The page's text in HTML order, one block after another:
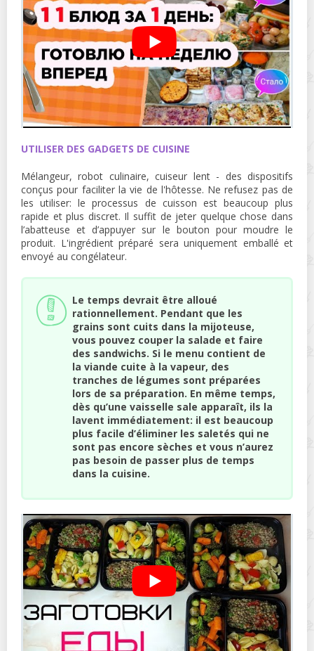
UTILISER DES GADGETS DE CUISINE
Mélangeur, robot culinaire, cuiseur lent - des dispositifs
conçus pour faciliter la vie de l'hôtesse. Ne refusez pas de
les utiliser: le processus de cuisson est beaucoup plus
rapide et plus discret. Il suffit de jeter quelque chose dans
l’abatteuse et d’appuyer sur le bouton pour moudre le
produit. L'ingrédient préparé sera uniquement emballé et
envoyé au congélateur.
Le temps devrait être alloué
rationnellement. Pendant que les
grains sont cuits dans la mijoteuse,
vous pouvez couper la salade et faire
des sandwichs. Si le menu contient de
la viande cuite à la vapeur, des
tranches de légumes sont préparées
lors de sa préparation. En même temps,
dès qu’une vaisselle sale apparaît, ils la
lavent immédiatement: il est beaucoup
plus facile d’éliminer les saletés qui ne
sont pas encore sèches et vous n’aurez
pas besoin de passer plus de temps
dans la cuisine.